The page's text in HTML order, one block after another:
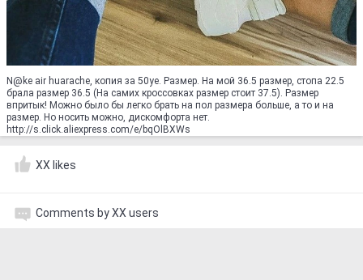
N@ke air huarache, копия за 50уе. Размер. На мой 36.5 размер, стопа 22.5
брала размер 36.5 (На самих кроссовках размер стоит 37.5). Размер
впритык! Можно было бы легко брать на пол размера больше, а то и на
размер. Но носить можно, дискомфорта нет.
http://s.click.aliexpress.com/e/bqOlBXWs
XX likes
Comments by XX users